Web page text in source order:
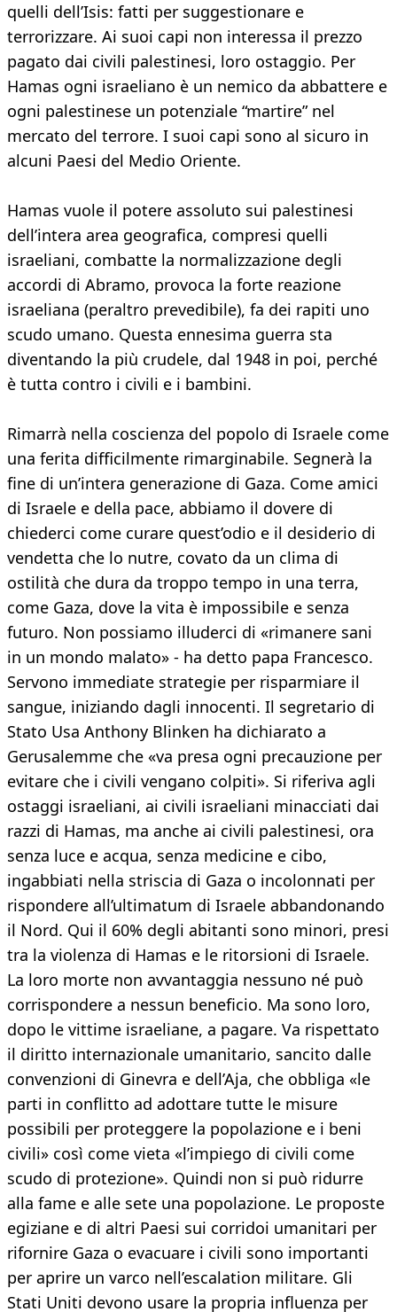
quelli dell’Isis: fatti per suggestionare e
terrorizzare. Ai suoi capi non interessa il prezzo
pagato dai civili palestinesi, loro ostaggio. Per
Hamas ogni israeliano è un nemico da abbattere e
ogni palestinese un potenziale “martire” nel
mercato del terrore. I suoi capi sono al sicuro in
alcuni Paesi del Medio Oriente.
Hamas vuole il potere assoluto sui palestinesi
dell’intera area geografica, compresi quelli
israeliani, combatte la normalizzazione degli
accordi di Abramo, provoca la forte reazione
israeliana (peraltro prevedibile), fa dei rapiti uno
scudo umano. Questa ennesima guerra sta
diventando la più crudele, dal 1948 in poi, perché
è tutta contro i civili e i bambini.
Rimarrà nella coscienza del popolo di Israele come
una ferita difficilmente rimarginabile. Segnerà la
fine di un’intera generazione di Gaza. Come amici
di Israele e della pace, abbiamo il dovere di
chiederci come curare quest’odio e il desiderio di
vendetta che lo nutre, covato da un clima di
ostilità che dura da troppo tempo in una terra,
come Gaza, dove la vita è impossibile e senza
futuro. Non possiamo illuderci di «rimanere sani
in un mondo malato» - ha detto papa Francesco.
Servono immediate strategie per risparmiare il
sangue, iniziando dagli innocenti. Il segretario di
Stato Usa Anthony Blinken ha dichiarato a
Gerusalemme che «va presa ogni precauzione per
evitare che i civili vengano colpiti». Si riferiva agli
ostaggi israeliani, ai civili israeliani minacciati dai
razzi di Hamas, ma anche ai civili palestinesi, ora
senza luce e acqua, senza medicine e cibo,
ingabbiati nella striscia di Gaza o incolonnati per
rispondere all’ultimatum di Israele abbandonando
il Nord. Qui il 60% degli abitanti sono minori, presi
tra la violenza di Hamas e le ritorsioni di Israele.
La loro morte non avvantaggia nessuno né può
corrispondere a nessun beneficio. Ma sono loro,
dopo le vittime israeliane, a pagare. Va rispettato
il diritto internazionale umanitario, sancito dalle
convenzioni di Ginevra e dell’Aja, che obbliga «le
parti in conflitto ad adottare tutte le misure
possibili per proteggere la popolazione e i beni
civili» così come vieta «l’impiego di civili come
scudo di protezione». Quindi non si può ridurre
alla fame e alle sete una popolazione. Le proposte
egiziane e di altri Paesi sui corridoi umanitari per
rifornire Gaza o evacuare i civili sono importanti
per aprire un varco nell’escalation militare. Gli
Stati Uniti devono usare la propria influenza per